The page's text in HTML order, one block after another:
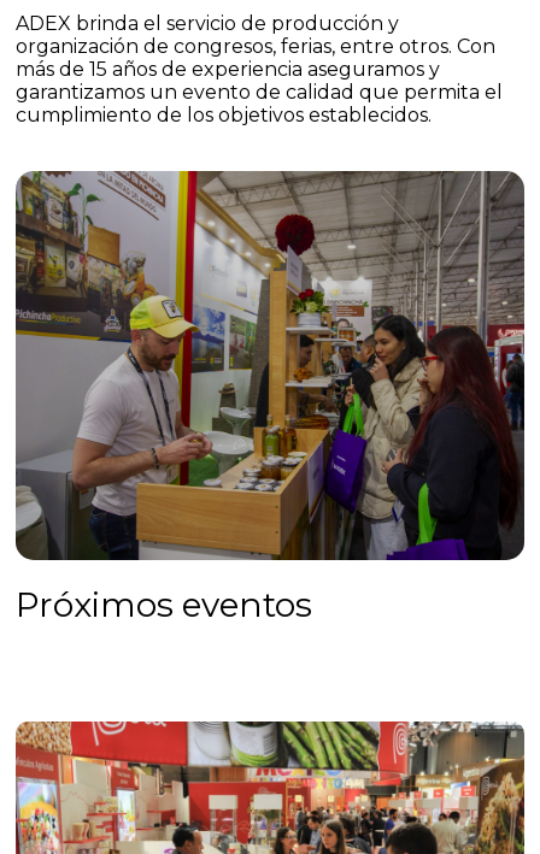
ADEX brinda el servicio de producción y
organización de congresos, ferias, entre otros. Con
más de 15 años de experiencia aseguramos y
garantizamos un evento de calidad que permita el
cumplimiento de los objetivos establecidos.
Próximos eventos